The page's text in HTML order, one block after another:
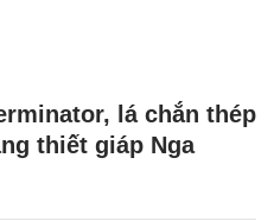
lá chắn thép
thiết giáp Nga